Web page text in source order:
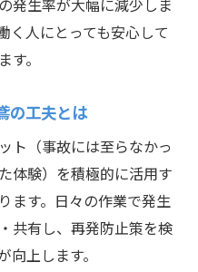
発生率が大幅に減少しま
く人にとっても安心して
。
の工夫とは
ト（事故には至らなかっ
体験）を積極的に活用す
ます。日々の作業で発生
共有し、再発防止策を検
上します。